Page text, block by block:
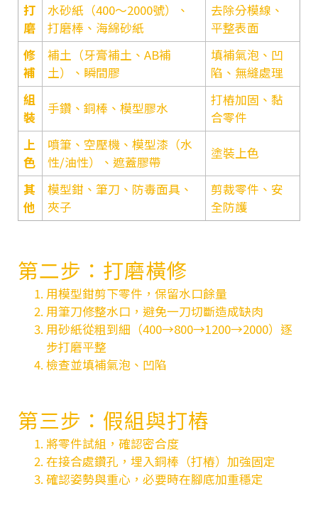
打
磨
水砂紙（400～2000號）、
打磨棒、海綿砂紙
去除分模線、
平整表面
修
補
補土（牙膏補土、AB補
土）、瞬間膠
填補氣泡、凹
陷、無縫處理
組
裝
手鑽、銅棒、模型膠水
打樁加固、黏
合零件
上
色
噴筆、空壓機、模型漆（水
性/油性）、遮蓋膠帶
塗裝上色
其
他
模型鉗、筆刀、防毒面具、
夾子
剪裁零件、安
全防護
第二步：打磨橫修
用模型鉗剪下零件，保留水口餘量
用筆刀修整水口，避免一刀切斷造成缺肉
用砂紙從粗到細（400→800→1200→2000）逐
步打磨平整
檢查並填補氣泡、凹陷
第三步：假組與打樁
將零件試組，確認密合度
在接合處鑽孔，埋入銅棒（打樁）加強固定
確認姿勢與重心，必要時在腳底加重穩定